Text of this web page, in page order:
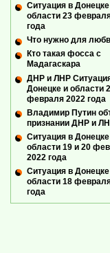
Ситуация в
области 23
года
Что нужно для
Кто такая фосса с
Мадагаскара
ДНР и ЛНР
Донецке и области
февраля 2022 года
Владимир Путин
признании ДНР и
Ситуация в
области 19 и 20
2022 года
Ситуация в
области 18
года